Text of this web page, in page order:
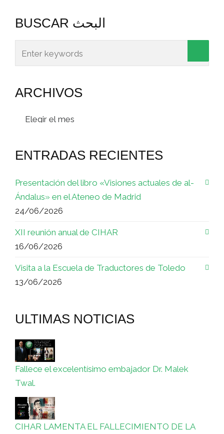
BUSCAR البحث
ARCHIVOS
ENTRADAS RECIENTES
Presentación del libro «Visiones actuales de al-
Ándalus» en el Ateneo de Madrid
24/06/2026
XII reunión anual de CIHAR
16/06/2026
Visita a la Escuela de Traductores de Toledo
13/06/2026
ULTIMAS NOTICIAS
Fallece el excelentísimo embajador Dr. Malek
Twal.
CIHAR LAMENTA EL FALLECIMIENTO DE LA